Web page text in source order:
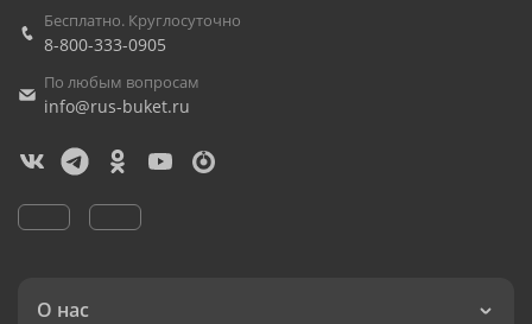
Бесплатно. Круглосуточно
8-800-333-0905
По любым вопросам
info@rus-buket.ru
О нас